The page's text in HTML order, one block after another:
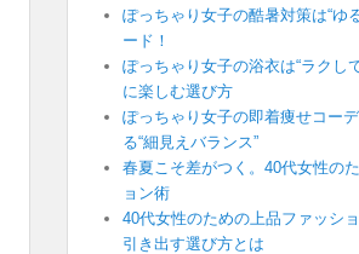
ぽっちゃり女子の酷暑対策は“ゆ
ード！
ぽっちゃり女子の浴衣は“ラクし
に楽しむ選び方
ぽっちゃり女子の即着痩せコー
る“細見えバランス”
春夏こそ差がつく。40代女性の
ョン術
40代女性のための上品ファッシ
引き出す選び方とは